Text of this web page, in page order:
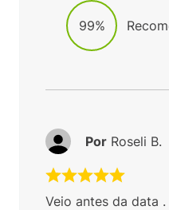
99%
Veio antes da data
Por Roseli B.